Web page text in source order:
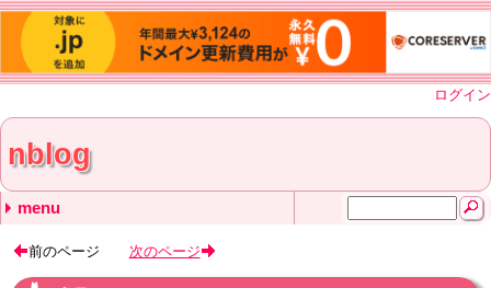
ログイン
nblog
menu
最近の記事
残暑
PS plusに1ヶ月入る
27インチ4Kモニター
Surface GoをWindows11にアップグレード
ワクチン３回目
最近のコメント
1年近くぶりに復活 nblog
聖剣の刀鍛冶 nblog
DELL XPS 13 通りすがり
DELL XPS 13 nblog
DELL XPS 13 通りすがり
タグ雑記 (62)
Linux (28)
コンピュータ (85)
モバイル (40)
ゲーム (5)
アニメ (4)
スマートフォン (1)
(none) (20)
前のページ 次のページ